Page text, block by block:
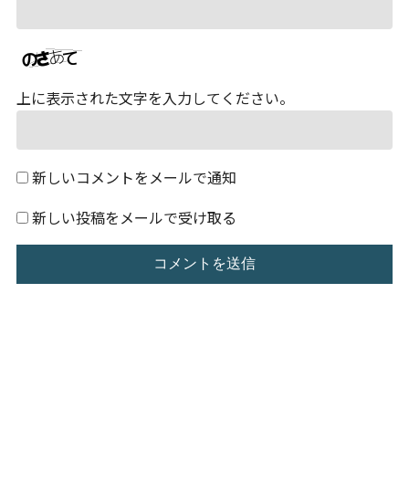
上に表示された文字を入力してください。
新しいコメントをメールで通知
新しい投稿をメールで受け取る